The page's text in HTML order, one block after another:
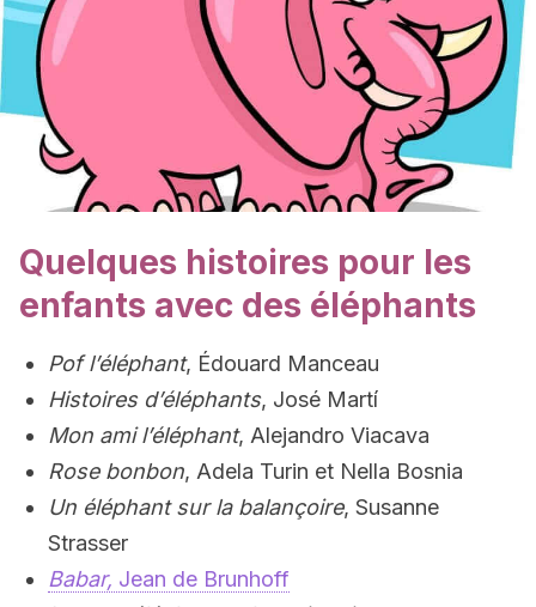
Quelques histoires pour les
enfants avec des éléphants
Pof l’éléphant, Édouard Manceau
Histoires d’éléphants, José Martí
Mon ami l’éléphant, Alejandro Viacava
Rose bonbon, Adela Turin et Nella Bosnia
Un éléphant sur la balançoire, Susanne
Strasser
Babar, Jean de Brunhoff